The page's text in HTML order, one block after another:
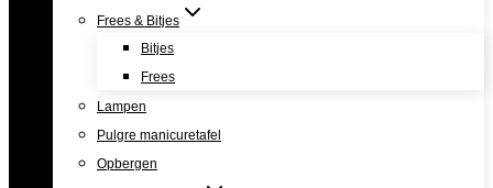
Frees & Bitjes
Bitjes
Frees
Lampen
Pulgre manicuretafel
Opbergen